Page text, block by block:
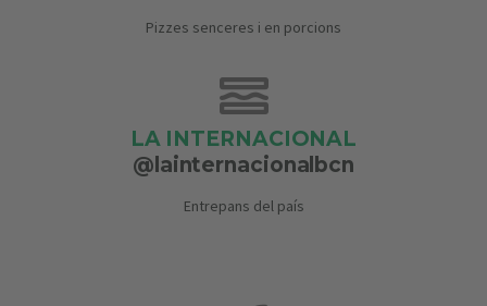
Pizzes senceres i en porcions
LA INTERNACIONAL
@lainternacionalbcn
Entrepans del país